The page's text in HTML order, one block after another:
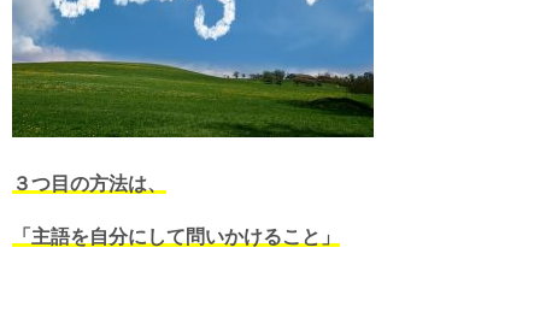
３つ目の方法は、
「主語を自分にして問いかけること」